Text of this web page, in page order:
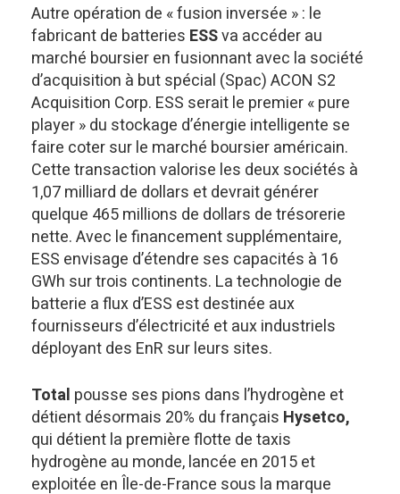
Autre opération de « fusion inversée » : le
fabricant de batteries ESSva accéder au
marché boursier en fusionnant avec la société
d’acquisition à but spécial (Spac) ACON S2
Acquisition Corp. ESS serait le premier « pure
player » du stockage d’énergie intelligente se
faire coter sur le marché boursier américain.
Cette transaction valorise les deux sociétés à
1,07 milliard de dollars et devrait générer
quelque 465 millions de dollars de trésorerie
nette. Avec le financement supplémentaire,
ESS envisage d’étendre ses capacités à 16
GWh sur trois continents. La technologie de
batterie a flux d’ESS est destinée aux
fournisseurs d’électricité et aux industriels
déployant des EnR sur leurs sites.
Total pousse ses pions dans l’hydrogène et
détient désormais 20% du français Hysetco,
qui détient la première flotte de taxis
hydrogène au monde, lancée en 2015 et
exploitée en Île-de-France sous la marque